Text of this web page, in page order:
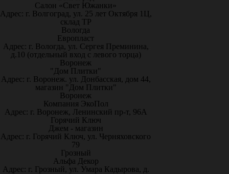
Салон «Свет Южанки»
Адрес: г. Волгоград, ул. 25 лет Октября 1Ц,
склад ТР
Вологда
Европласт
Адрес: г. Вологда, ул. Сергея Преминина,
д.10 (отдельный вход с левого торца)
Воронеж
"Дом Плитки"
Адрес: г. Воронеж. ул. Донбасская, дом 44,
магазин "Дом Плитки"
Воронеж
Компания ЭкоПол
Адрес: г. Воронеж, Ленинский пр-т, 96А
Горячий Ключ
Джем - магазин
Адрес: г. Горячий Ключ, ул. Черняховского
79
Грозный
Альфа Декор
Адрес: г. Грозный, ул. Умара Кадырова, д.